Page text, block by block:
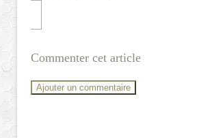
Commenter cet article
Ajouter un commentaire